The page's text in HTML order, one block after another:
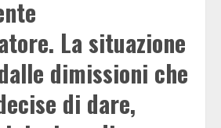
La situazione
dimissioni che
di dare,